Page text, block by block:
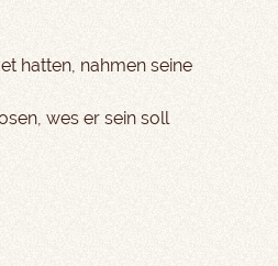
hatten, nahmen seine
wes er sein soll